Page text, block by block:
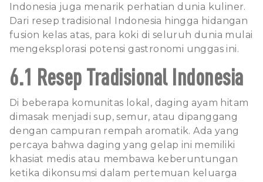
Indonesia juga menarik perhatian dunia kuliner.
Dari resep tradisional Indonesia hingga hidangan
fusion kelas atas, para koki di seluruh dunia mulai
mengeksplorasi potensi gastronomi unggas ini.
6.1 Resep Tradisional Indonesia
Di beberapa komunitas lokal, daging ayam hitam
dimasak menjadi sup, semur, atau dipanggang
dengan campuran rempah aromatik. Ada yang
percaya bahwa daging yang gelap ini memiliki
khasiat medis atau membawa keberuntungan
ketika dikonsumsi dalam pertemuan keluarga